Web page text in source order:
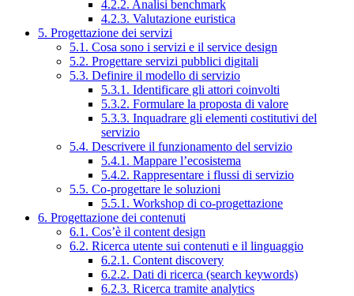
4.2.2. Analisi benchmark
4.2.3. Valutazione euristica
5. Progettazione dei servizi
5.1. Cosa sono i servizi e il service design
5.2. Progettare servizi pubblici digitali
5.3. Definire il modello di servizio
5.3.1. Identificare gli attori coinvolti
5.3.2. Formulare la proposta di valore
5.3.3. Inquadrare gli elementi costitutivi del
servizio
5.4. Descrivere il funzionamento del servizio
5.4.1. Mappare l’ecosistema
5.4.2. Rappresentare i flussi di servizio
5.5. Co-progettare le soluzioni
5.5.1. Workshop di co-progettazione
6. Progettazione dei contenuti
6.1. Cos’è il content design
6.2. Ricerca utente sui contenuti e il linguaggio
6.2.1. Content discovery
6.2.2. Dati di ricerca (search keywords)
6.2.3. Ricerca tramite analytics